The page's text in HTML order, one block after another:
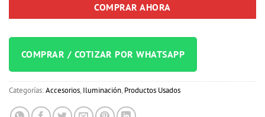
COMPRAR AHORA
COMPRAR / COTIZAR POR WHATSAPP
Categorías:Accesorios, Iluminación, Productos Usados